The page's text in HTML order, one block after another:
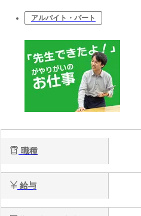
アルバイト・パート
職種
給与